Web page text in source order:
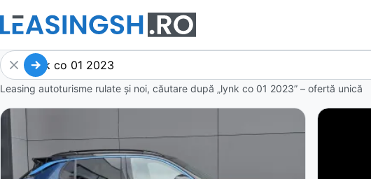
Leasing autoturisme rulate și noi, căutare după „lynk co 01 2023” – ofertă unică